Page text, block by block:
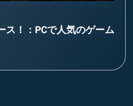
ス！：PCで人気のゲーム